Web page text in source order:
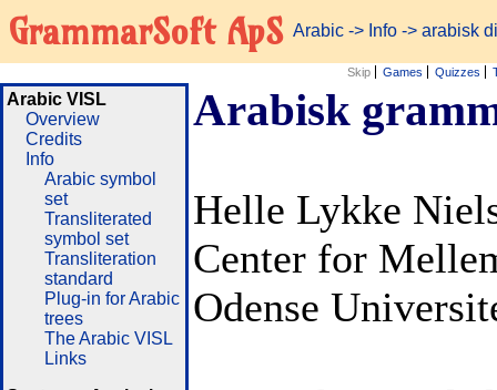
GrammarSoft ApS Arabic -> Info -> arabisk
Skip Games Quizzes
Arabic VISL
Overview
Credits
Info
Arabic symbol
set
Transliterated
symbol set
Transliteration
standard
Plug-in for Arabic
trees
The Arabic VISL
Links
Arabisk
Helle Lykke
Center for
Odense